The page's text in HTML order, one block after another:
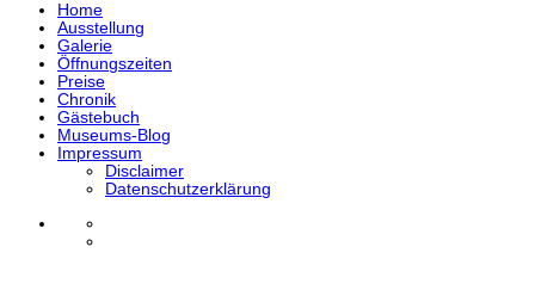
Home
Ausstellung
Galerie
Öffnungszeiten
Preise
Chronik
Gästebuch
Museums-Blog
Impressum
Disclaimer
Datenschutzerklärung